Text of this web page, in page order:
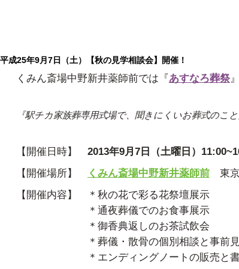
平成25年9月7日（土）【秋の見学相談会】開催！
くみん斎場中野新井薬師前では『あすなろ葬祭
『駅チカ家族葬専用式場で、聞きにくいお葬式のこ
【開催日時】 2013年9月7日（土曜日）
【開催場所】
くみん斎場中野新井薬師前
東
【開催内容】 ＊秋の花で彩る花祭壇展示
＊通夜葬儀でのお食事展示
＊御香典返しのお茶試飲会
＊葬儀・散骨の個別相談と事前見
＊エンディングノートの販売と書き